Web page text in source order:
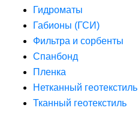
Гидроматы
Габионы (ГСИ)
Фильтра и сорбенты
Спанбонд
Пленка
Нетканный геотекстиль
Тканный геотекстиль